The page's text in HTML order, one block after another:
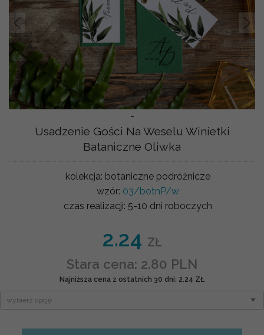
-
Prev
Usadzenie Gości Na Weselu Winietki
Bataniczne Oliwka
kolekcja: botaniczne podróżnicze
wzór: 03/botnP/w
czas realizacji: 5-10 dni roboczych
2.24 ZŁ
Stara cena: 2.80 PLN
Najniższa cena z ostatnich 30 dni: 2.24 ZŁ